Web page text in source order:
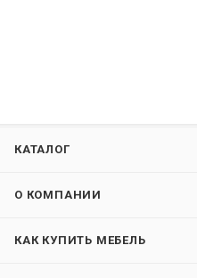
КАТАЛОГ
О КОМПАНИИ
КАК КУПИТЬ МЕБЕЛЬ